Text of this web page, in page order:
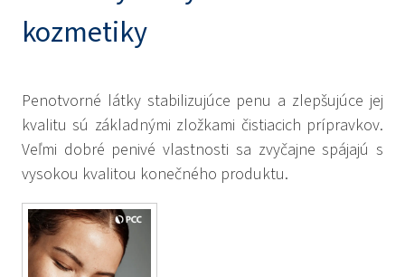
kozmetiky
Penotvorné látky stabilizujúce penu a zlepšujúce jej
kvalitu sú základnými zložkami čistiacich prípravkov.
Veľmi dobré penivé vlastnosti sa zvyčajne spájajú s
vysokou kvalitou konečného produktu.